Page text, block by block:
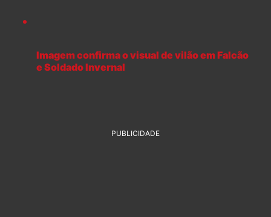
Imagem confirma o visual de vilão em Falcão
e Soldado Invernal
PUBLICIDADE